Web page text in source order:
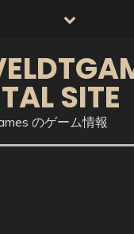
SITE
のゲーム情報